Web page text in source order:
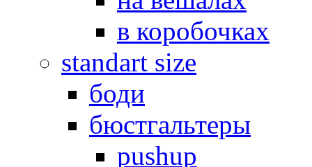
в коробочках
standart size
боди
бюстгальтеры
pushup